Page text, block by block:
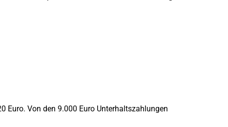
Euro. Von den 9.000 Euro Unterhaltszahlungen